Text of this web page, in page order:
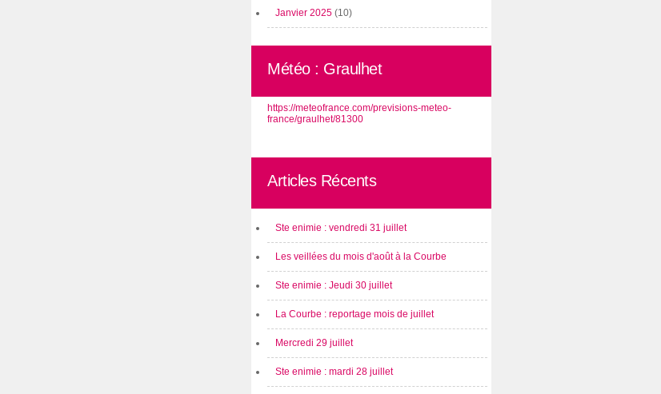
Janvier 2025 (10)
Météo : Graulhet
https://meteofrance.com/previsions-meteo-
france/graulhet/81300
Articles Récents
Ste enimie : vendredi 31 juillet
Les veillées du mois d'août à la Courbe
Ste enimie : Jeudi 30 juillet
La Courbe : reportage mois de juillet
Mercredi 29 juillet
Ste enimie : mardi 28 juillet